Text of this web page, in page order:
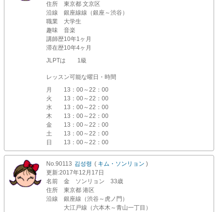
住所
東京都 文京区
沿線
銀座線線（銀座～渋谷）
職業
大学生
趣味
音楽
講師歴10年1ヶ月
滞在歴10年4ヶ月
JLPTは 1級
レッスン可能な曜日・時間
月
13：00～22：00
火
13：00～22：00
水
13：00～22：00
木
13：00～22：00
金
13：00～22：00
土
13：00～22：00
日
13：00～22：00
No.90113 김성령 ( キム・ソンリョン )
更新:2017年12月17日
名前
金 ソンリョン 33歳
住所
東京都 港区
沿線
銀座線（渋谷～虎ノ門）
大江戸線（六本木～青山一丁目）